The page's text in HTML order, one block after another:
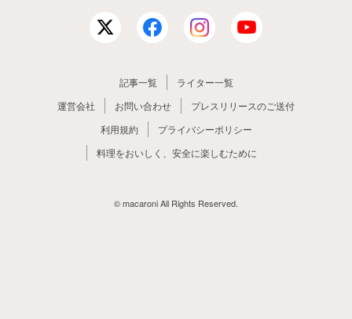
記事一覧
ライター一覧
運営会社
お問い合わせ
プレスリリースのご送付
利用規約
プライバシーポリシー
料理をおいしく、安全に楽しむために
© macaroni All Rights Reserved.